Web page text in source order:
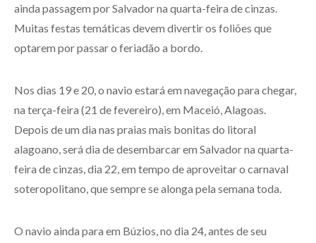
ainda passagem por Salvador na quarta-feira de cinzas.
Muitas festas temáticas devem divertir os foliões que
optarem por passar o feriadão a bordo.
Nos dias 19 e 20, o navio estará em navegação para chegar,
na terça-feira (21 de fevereiro), em Maceió, Alagoas.
Depois de um dia nas praias mais bonitas do litoral
alagoano, será dia de desembarcar em Salvador na quarta-
feira de cinzas, dia 22, em tempo de aproveitar o carnaval
soteropolitano, que sempre se alonga pela semana toda.
O navio ainda para em Búzios, no dia 24, antes de seu